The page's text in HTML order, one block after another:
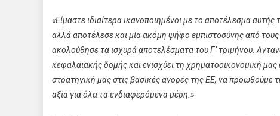
«Είμαστε ιδιαίτερα ικανοποιημένοι με το αποτέλεσμα
αλλά αποτέλεσε και μία ακόμη ψήφο εμπιστοσύνης από
ακολούθησε τα ισχυρά αποτελέσματα του Γ’ τριμήνου.
κεφαλαιακής δομής και ενισχύει τη χρηματοοικονομική
στρατηγική μας στις βασικές αγορές της ΕΕ, να προωθούμε
αξία για όλα τα ενδιαφερόμενα μέρη.»